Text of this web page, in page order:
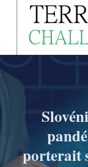
e
o porterait